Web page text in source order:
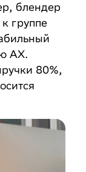
блендер
группе
AX.
80%,